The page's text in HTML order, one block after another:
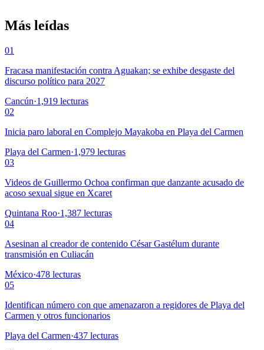
Más leídas
01
Fracasa manifestación contra Aguakan; se exhibe desgaste del
discurso político para 2027
Cancún·1,919 lecturas
02
Inicia paro laboral en Complejo Mayakoba en Playa del Carmen
Playa del Carmen·1,979 lecturas
03
Videos de Guillermo Ochoa confirman que danzante acusado de
acoso sexual sigue en Xcaret
Quintana Roo·1,387 lecturas
04
Asesinan al creador de contenido César Gastélum durante
transmisión en Culiacán
México·478 lecturas
05
Identifican número con que amenazaron a regidores de Playa del
Carmen y otros funcionarios
Playa del Carmen·437 lecturas